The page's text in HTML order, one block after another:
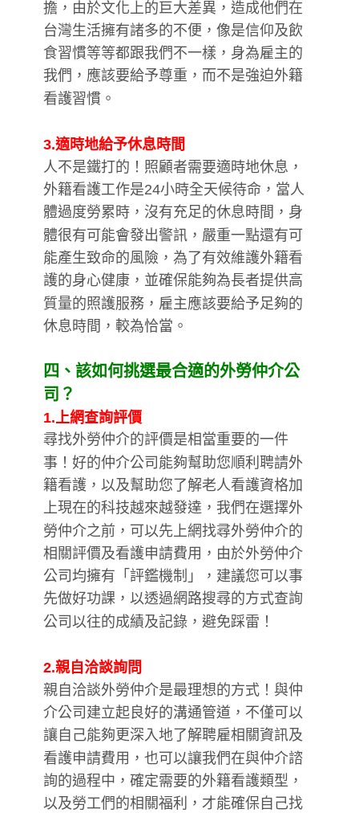
擔，由於文化上的巨大差異，造成他們在
台灣生活擁有諸多的不便，像是信仰及飲
食習慣等等都跟我們不一樣，身為雇主的
我們，應該要給予尊重，而不是強迫外籍
看護習慣。
3.適時地給予休息時間
人不是鐵打的！照顧者需要適時地休息，
外籍看護工作是24小時全天候待命，當人
體過度勞累時，沒有充足的休息時間，身
體很有可能會發出警訊，嚴重一點還有可
能產生致命的風險，為了有效維護外籍看
護的身心健康，並確保能夠為長者提供高
質量的照護服務，雇主應該要給予足夠的
休息時間，較為恰當。
四、該如何挑選最合適的外勞仲介公
司？
1.上網查詢評價
尋找外勞仲介的評價是相當重要的一件
事！好的仲介公司能夠幫助您順利聘請外
籍看護，以及幫助您了解老人看護資格加
上現在的科技越來越發達，我們在選擇外
勞仲介之前，可以先上網找尋外勞仲介的
相關評價及看護申請費用，由於外勞仲介
公司均擁有「評鑑機制」，建議您可以事
先做好功課，以透過網路搜尋的方式查詢
公司以往的成績及記錄，避免踩雷！
2.親自洽談詢問
親自洽談外勞仲介是最理想的方式！與仲
介公司建立起良好的溝通管道，不僅可以
讓自己能夠更深入地了解聘雇相關資訊及
看護申請費用，也可以讓我們在與仲介諮
詢的過程中，確定需要的外籍看護類型，
以及勞工們的相關福利，才能確保自己找